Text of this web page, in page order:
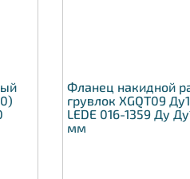
Фланец накидной
грувлок XGQT09
LEDE 016-1359 Ду
мм